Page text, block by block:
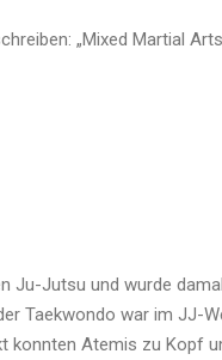
„Mixed Martial
Jutsu und wurde
Taekwondo war im JJ-
Atemis zu Kopf